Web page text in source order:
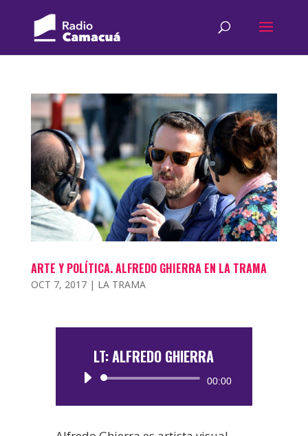
ARTE Y POLÍTICA. ALFREDO GHIERRA EN LA TRAMA
OCT 7, 2017| LA TRAMA
LT: ALFREDO GHIERRA
Reproductor
00:00